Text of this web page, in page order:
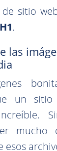
sitio
.
las
un
mucho
esos